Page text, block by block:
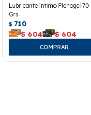
Lubricante íntimo Plenogel 70
Grs.
$ 710
$ 604 $ 604